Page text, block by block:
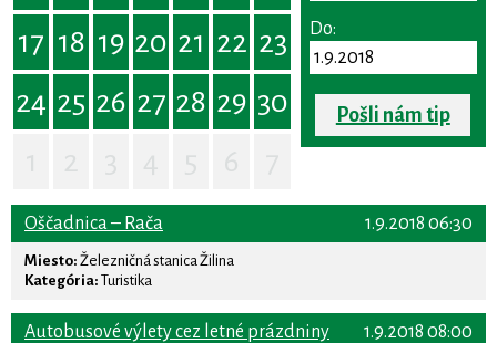
17 18 19 20 21 22 23
24 25 26 27 28 29 30
Do:
Pošli nám tip
1.9.2018 06:30
Oščadnica – Rača
Miesto: Železničná stanica Žilina
Kategória: Turistika
1.9.2018 08:00
Autobusové výlety cez letné prázdniny